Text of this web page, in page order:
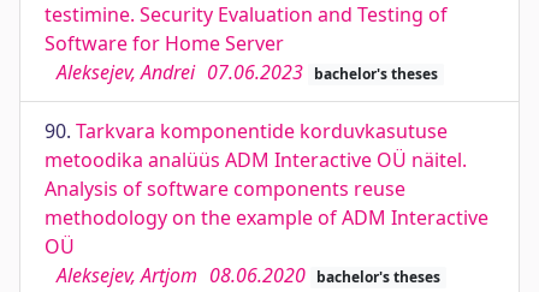
testimine. Security Evaluation and Testing of
Software for Home Server
Aleksejev, Andrei 07.06.2023 bachelor's theses
90. Tarkvara komponentide korduvkasutuse
metoodika analüüs ADM Interactive OÜ näitel.
Analysis of software components reuse
methodology on the example of ADM Interactive
OÜ
Aleksejev, Artjom 08.06.2020 bachelor's theses